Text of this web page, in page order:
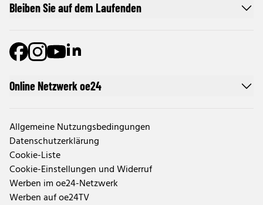
Online Netzwerk oe24
Allgemeine Nutzungsbedingungen
Datenschutzerklärung
Cookie-Liste
Cookie-Einstellungen und Widerruf
Werben im oe24-Netzwerk
Werben auf oe24TV
Bleiben Sie auf dem Laufenden